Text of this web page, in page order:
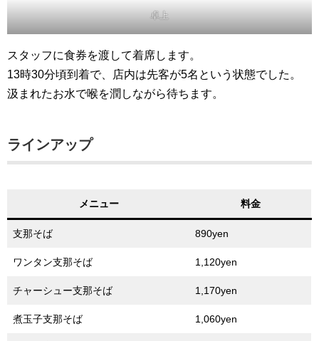
卓上
スタッフに食券を渡して着席します。
13時30分頃到着で、店内は先客が5名という状態でした。
汲まれたお水で喉を潤しながら待ちます。
ラインアップ
メニュー 料金
支那そば 890yen
ワンタン支那そば 1,120yen
チャーシュー支那そば 1,170yen
煮玉子支那そば 1,060yen